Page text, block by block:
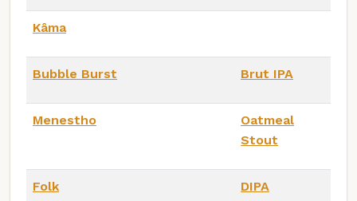
Kâma
Bubble Burst Brut IPA
Menestho
Oatmeal
Stout
Folk DIPA